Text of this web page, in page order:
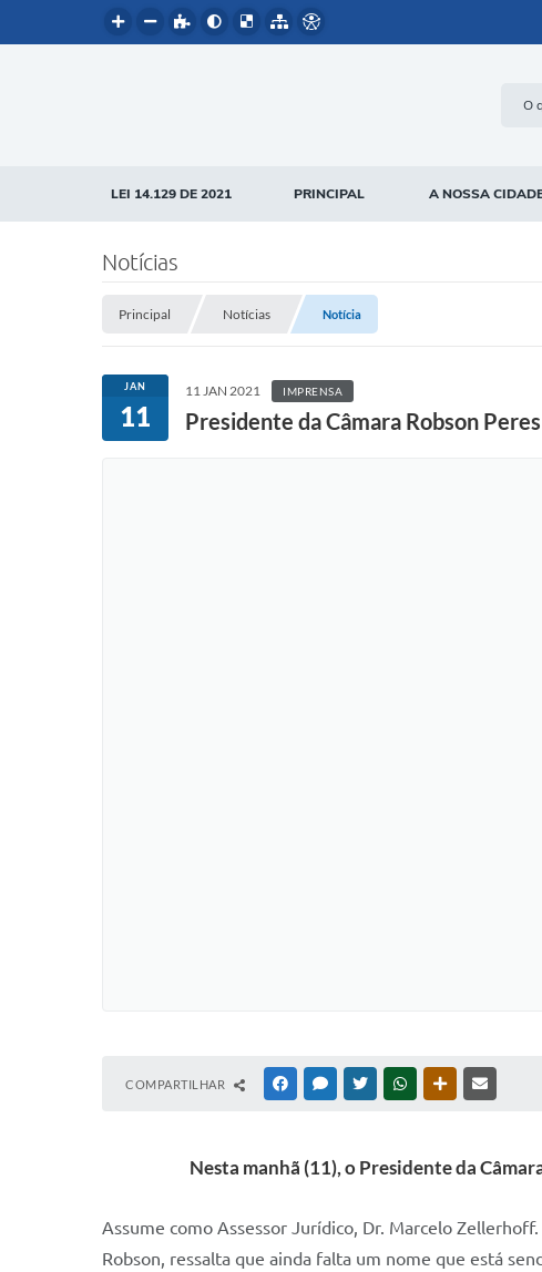
LEI 14.129 DE 2021 PRINCIPAL A NOSSA
Notícias
Principal Notícias Notícia
JAN
11
11 JAN 2021 IMPRENSA
Presidente da Câmara Robson
COMPARTILHAR FACEBOOKMESSENGER
TWITTERWHATSAPPOUTRAS MÍDIAS
Nesta manhã (11), o Presidente da
Assume como Assessor Jurídico, Dr. Marcelo
Robson, ressalta que ainda falta um nome que está